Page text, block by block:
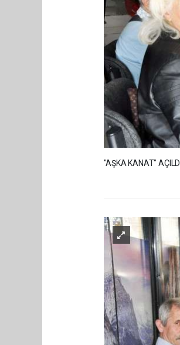
"AŞKA KANAT" AÇILDI